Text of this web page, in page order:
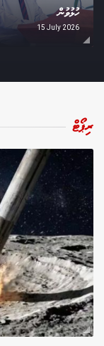
ހުޅުވުން
15 July 2026
ރިޕޯޓް